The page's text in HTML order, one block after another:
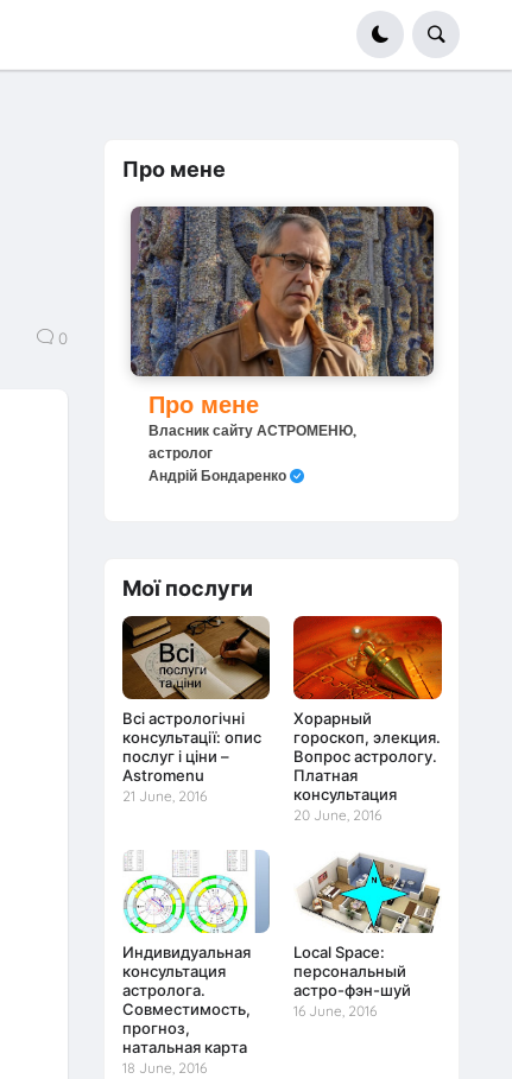
0
Про мене
Про мене
Власник сайту АСТРОМЕНЮ,
астролог
Андрій Бондаренко
Мої послуги
Всі астрологічні
консультації: опис
послуг і ціни –
Astromenu
21 June, 2016
Хорарный
гороскоп, элекция.
Вопрос астрологу.
Платная
консультация
20 June, 2016
Индивидуальная
консультация
астролога.
Совместимость,
прогноз,
натальная карта
18 June, 2016
Local Space:
персональный
астро-фэн-шуй
16 June, 2016